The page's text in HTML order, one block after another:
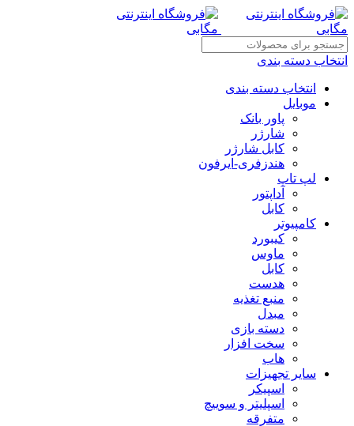
انتخاب دسته بندی
انتخاب دسته بندی
موبایل
پاور بانک
شارژر
کابل شارژر
هندزفری-ایرفون
لپ تاپ
آداپتور
کابل
کامپیوتر
کیبورد
ماوس
کابل
هدست
منبع تغذیه
مبدل
دسته بازی
سخت افزار
هاب
سایر تجهیزات
اسپیکر
اسپلیتر و سوییچ
متفرقه